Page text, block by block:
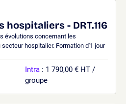
- DRT.116
évolutions concernant les
hospitalier. Formation d'1 jour
Intra : 1 790,00 € HT /
groupe